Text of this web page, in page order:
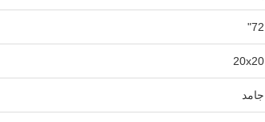
72"
20x20
جامد